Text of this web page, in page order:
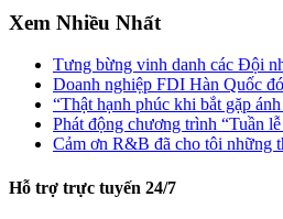
Xem Nhiều Nhất
Tưng bừng vinh danh các Đội
Doanh nghiệp FDI Hàn Quốc
“Thật hạnh phúc khi bắt gặp
Phát động chương trình “Tuần
Cảm ơn R&B đã cho tôi những
Hỗ trợ trực tuyến 24/7